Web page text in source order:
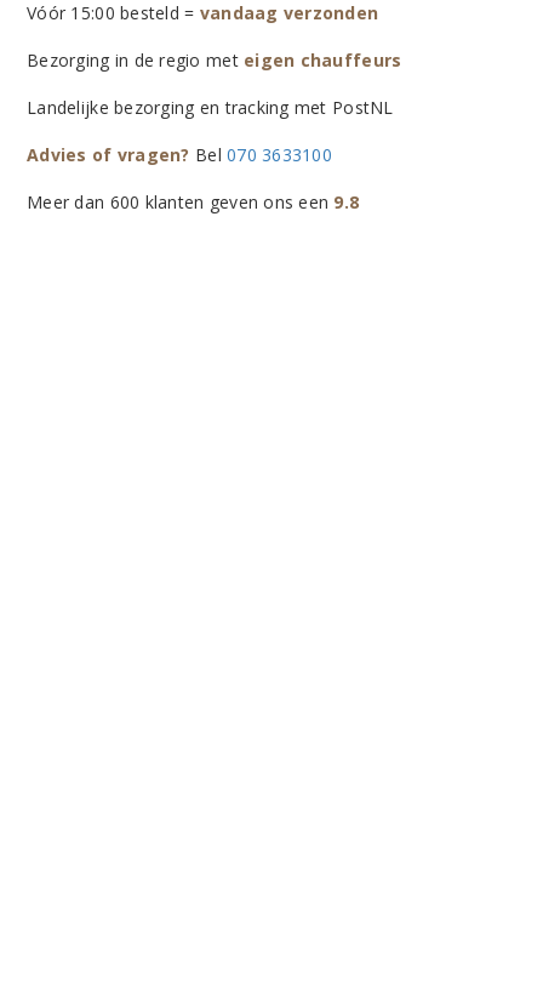
Vóór 15:00 besteld = vandaag verzonden
Bezorging in de regio met eigen chauffeurs
Landelijke bezorging en tracking met PostNL
Advies of vragen? Bel070 3633100
Meer dan 600 klanten geven ons een 9.8